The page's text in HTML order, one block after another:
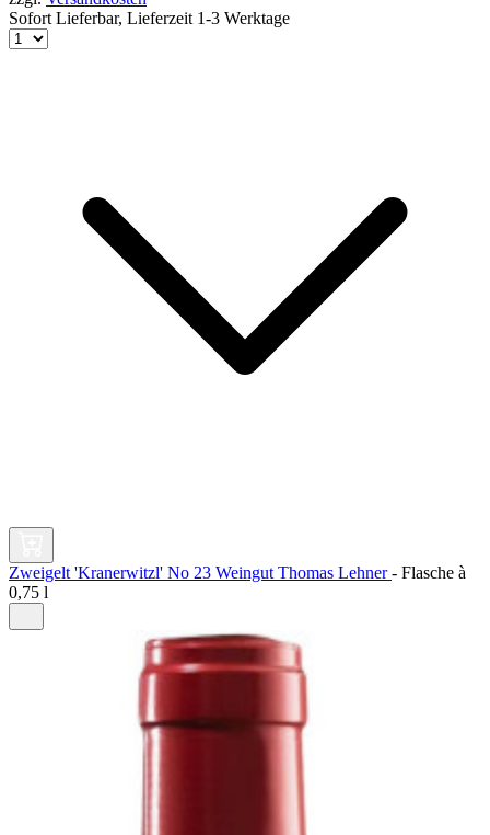
Sofort Lieferbar, Lieferzeit 1-3 Werktage
Zweigelt 'Kranerwitzl' No 23 Weingut Thomas Lehner- Flasche à
0,75 l